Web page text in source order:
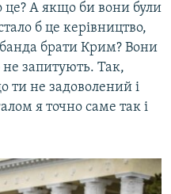
А якщо би вони були
б це керівництво,
брати Крим? Вони
не запитують. Так,
ти не задоволений і
я точно саме так і